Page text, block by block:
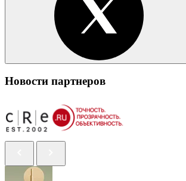
Новости партнеров